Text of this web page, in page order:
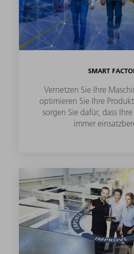
SMART
Vernetzen Sie Ihre
optimieren Sie Ihre
sorgen Sie dafür, dass
immer